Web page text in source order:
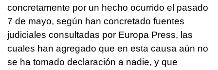
concretamente por un hecho ocurrido el pasado
7 de mayo, según han concretado fuentes
judiciales consultadas por Europa Press, las
cuales han agregado que en esta causa aún no
se ha tomado declaración a nadie, y que